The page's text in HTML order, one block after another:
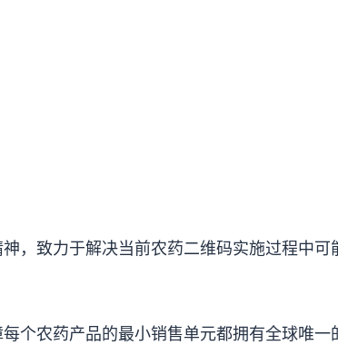
，致力于解决当前农药二维码实施过程中可
个农药产品的最小销售单元都拥有全球唯一